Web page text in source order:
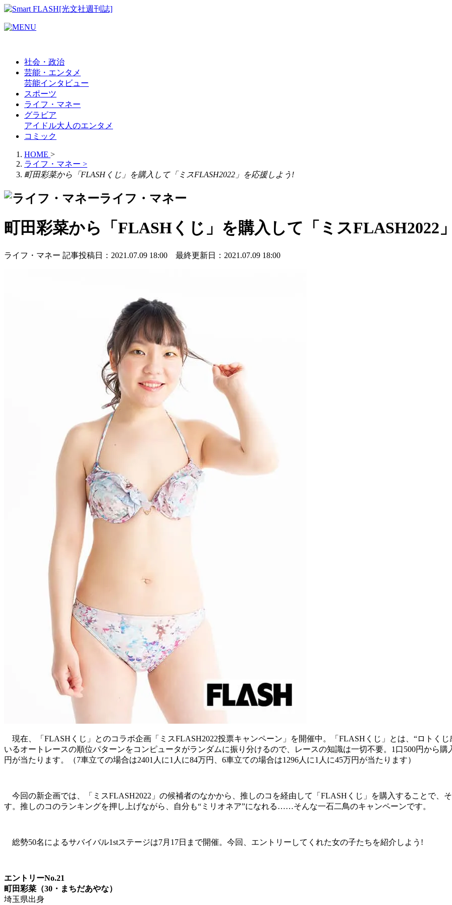
社会・政治
芸能・エンタメ
芸能インタビュー
スポーツ
ライフ・マネー
グラビア
アイドル大人のエンタメ
コミック
HOME >
ライフ・マネー >
町田彩菜から「FLASHくじ」を購入して「ミスFLASH2022」を応援しよう!
ライフ・マネー
町田彩菜から「FLASHくじ」を購入して「ミスFLASH2022
ライフ・マネー 記事投稿日：2021.07.09 18:00 最終更新日：2021.07.09 18:00
現在、「FLASHくじ」とのコラボ企画「ミスFLASH2022投票キャンペーン」を開催中。「FLASHくじ」とは、“ロトく
いるオートレースの順位パターンをコンピュータがランダムに振り分けるので、レースの知識は一切不要。1口500円から
円が当たります。（7車立ての場合は2401人に1人に84万円、6車立ての場合は1296人に1人に45万円が当たります）
今回の新企画では、「ミスFLASH2022」の候補者のなかから、推しのコを経由して「FLASHくじ」を購入することで、
す。推しのコのランキングを押し上げながら、自分も“ミリオネア”になれる……そんな一石二鳥のキャンペーンです。
総勢50名によるサバイバル1stステージは7月17日まで開催。今回、エントリーしてくれた女の子たちを紹介しよう!
エントリーNo.21
町田彩菜（30・まちだあやな）
埼玉県出身